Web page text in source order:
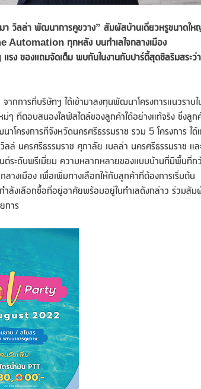
วิลล่า พัฒนาการคูขวาง” สัมผัสบ้านเดี่ยวหรูขนาดให
Automation ทุกหลัง บนทำเลใจกลางเมือง
ง ของแถมจัดเต็ม พบกันในงานกับปาร์ตี้สุดชิลริมสระว่
จากการที่บริษัทฯ ได้เข้ามาลงทุนพัฒนาโครงการแนวราบใ
ที่ตอบสนองไลฟ์สไตล์ของลูกค้าได้อย่างแท้จริง ซึ่งลูก
โครงการที่จังหวัดนครศรีธรรมราช รวม 5 โครงการ ได้
นครศรีธรรมราช ศุภาลัย เบลล่า นครศรีธรรมราช แล
นต์ระดับพรีเมี่ยม ความหลากหลายของแบบบ้านที่มีพื้นที่ก
างเมือง เพื่อเพิ่มทางเลือกให้กับลูกค้าที่ต้องการเริ่มต้น
ำลังเลือกซื้อที่อยู่อาศัยพร้อมอยู่ในทำเลดังกล่าว ร่วมสัม
การ